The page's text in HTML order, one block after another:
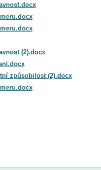
(2).docx
způsobilost (2).docx